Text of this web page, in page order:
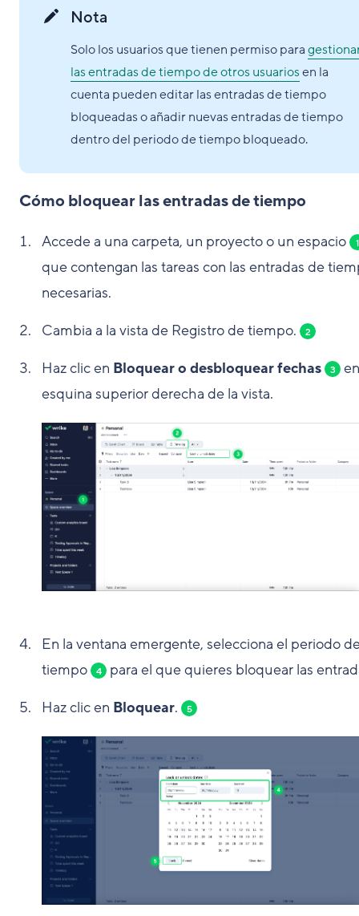
Nota
Solo los usuarios que tienen permiso para
las entradas de tiempo de otros usuariosen la
cuenta pueden editar las entradas de tiempo
bloqueadas o añadir nuevas entradas de tiempo
dentro del periodo de tiempo bloqueado.
Cómo bloquear las entradas de tiempo
Accede a una carpeta, un proyecto o un espacio 1
que contengan las tareas con las entradas de
necesarias.
Cambia a la vista de Registro de tiempo.
2
Haz clic en Bloquear o desbloquear fechas 3
esquina superior derecha de la vista.
En la ventana emergente, selecciona el periodo
tiempo
4
para el que quieres bloquear las
Haz clic en Bloquear. 5